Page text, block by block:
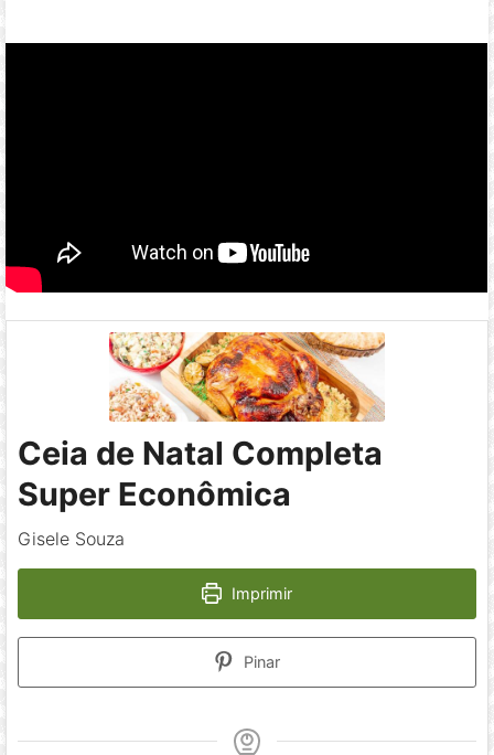
Ceia de Natal Completa
Super Econômica
Gisele Souza
Imprimir
Pinar